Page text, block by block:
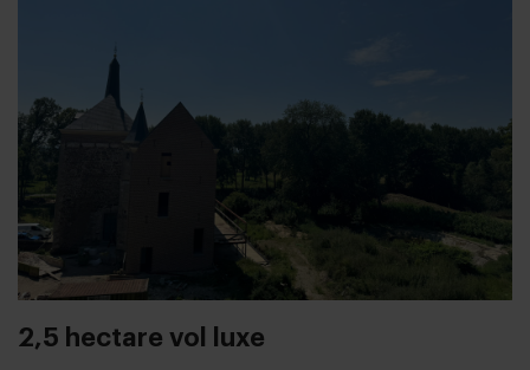
2,5 hectare vol luxe